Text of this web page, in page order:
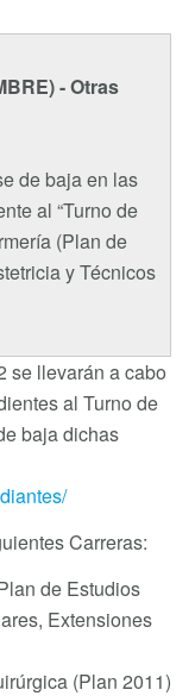
- Otras
de baja en las
al “Turno de
(Plan de
y Técnicos
se llevarán a cabo
al Turno de
baja dichas
Carreras:
de Estudios
Extensiones
(Plan 2011)